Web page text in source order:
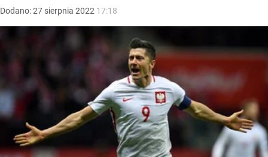
Dodano:27 sierpnia 2022 17:18